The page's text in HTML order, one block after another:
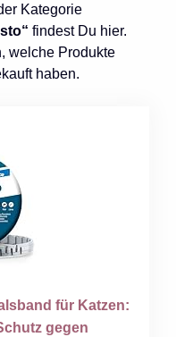
Kategorie
findest Du hier.
welche Produkte
haben.
für Katzen:
gegen